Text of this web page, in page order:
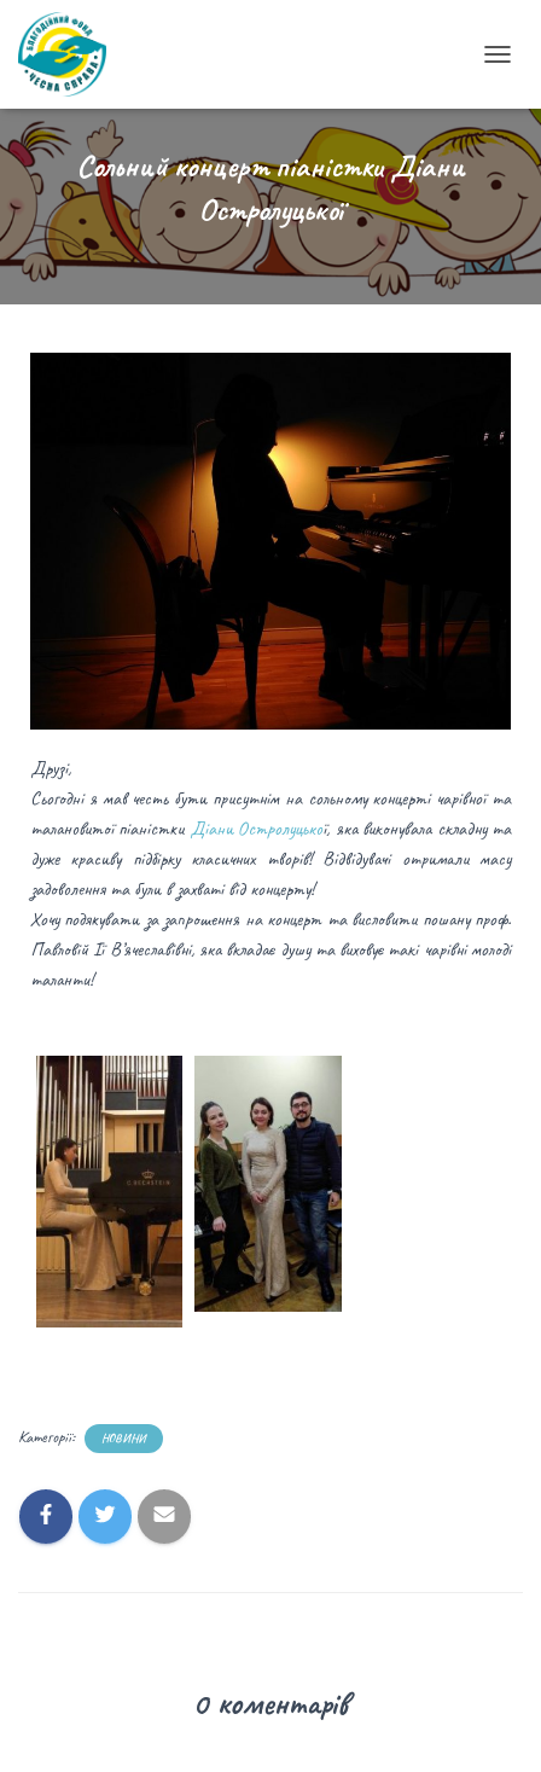
Р
Е
М
Н
У
Т
И
А
Г
Сольний концерт піаністки Діани
Остролуцької
Друзі,
Сьогодні я мав честь бути присутнім на сольному концерті чарівної та
талановитої піаністки Діани Остролуцької, яка виконувала складну та
дуже красиву підбірку класичних творів! Відвідувачі отримали масу
задоволення та були в захваті від концерту!
Хочу подякувати за запрошення на концерт та висловити пошану проф.
Павловій Ії В’ячеславівні, яка вкладає душу та виховує такі чарівні молоді
таланти!
Категорії: НОВИНИ
0 коментарів